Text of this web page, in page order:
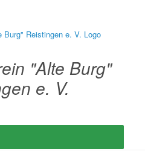
"Alte Burg"
e. V.